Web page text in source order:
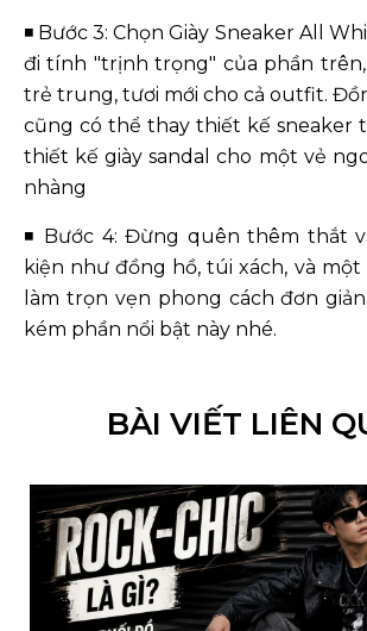
◾ Bước 3: Chọn Giày Sneaker All
đi tính "trịnh trọng" của phần
trẻ trung, tươi mới cho cả outfit.
cũng có thể thay thiết kế sneaker
thiết kế giày sandal cho một vẻ
nhàng
◾ Bước 4: Đừng quên thêm thắt
kiện như đồng hồ, túi xách, và
làm trọn vẹn phong cách đơn
kém phần nổi bật này nhé.
BÀI VIẾT LIÊN